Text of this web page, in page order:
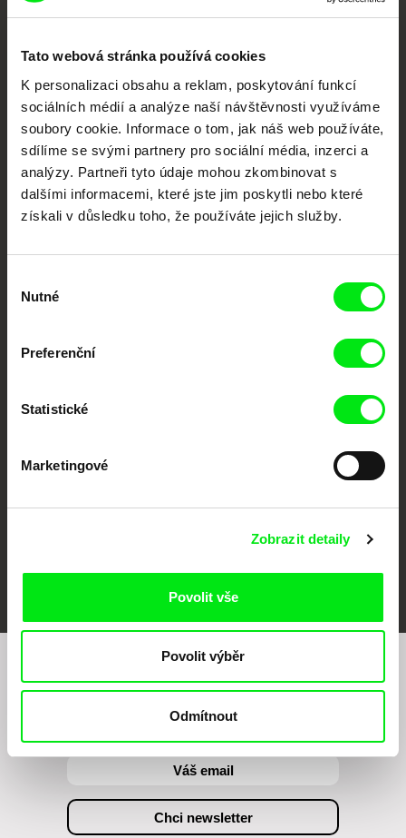
Tato webová stránka používá cookies
K personalizaci obsahu a reklam, poskytování funkcí
sociálních médií a analýze naší návštěvnosti využíváme
soubory cookie. Informace o tom, jak náš web používáte,
sdílíme se svými partnery pro sociální média, inzerci a
analýzy. Partneři tyto údaje mohou zkombinovat s
dalšími informacemi, které jste jim poskytli nebo které
získali v důsledku toho, že používáte jejich služby.
souhlasu
Nutné
Preferenční
Statistické
Marketingové
Zobrazit detaily
Povolit vše
Povolit výběr
Odmítnout
Nové festivalové filmy
každý týden
Portál DAFilms.cz je výsledkem tvůrčí spolupráce 7 klíčových evropských
festivalů dokumentárního filmu sdružených do Doc Alliance. Naším cílem je
posouvat hranice dokumentárního filmu, propagovat jeho rozmanitost a
podporovat kvalitní autorské filmy.
Členové Doc Alliance
DOK Leipzig
Chcete být pravidelně informováni o našem